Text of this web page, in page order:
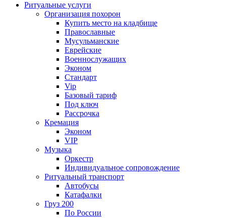
Ритуальные услуги
Организация похорон
Купить место на кладбище
Православные
Мусульманские
Еврейские
Военнослужащих
Эконом
Стандарт
Vip
Базовый тариф
Под ключ
Рассрочка
Кремация
Эконом
VIP
Музыка
Оркестр
Индивидуальное сопровождение
Ритуальный транспорт
Автобусы
Катафалки
Груз 200
По России